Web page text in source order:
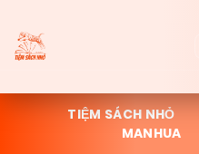
TIỆM SÁCH NHỎ
MANHUA